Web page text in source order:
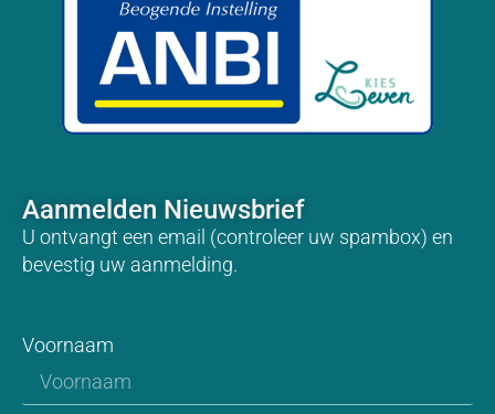
Aanmelden Nieuwsbrief
U ontvangt een email (controleer uw spambox) en
bevestig uw aanmelding.
Voornaam